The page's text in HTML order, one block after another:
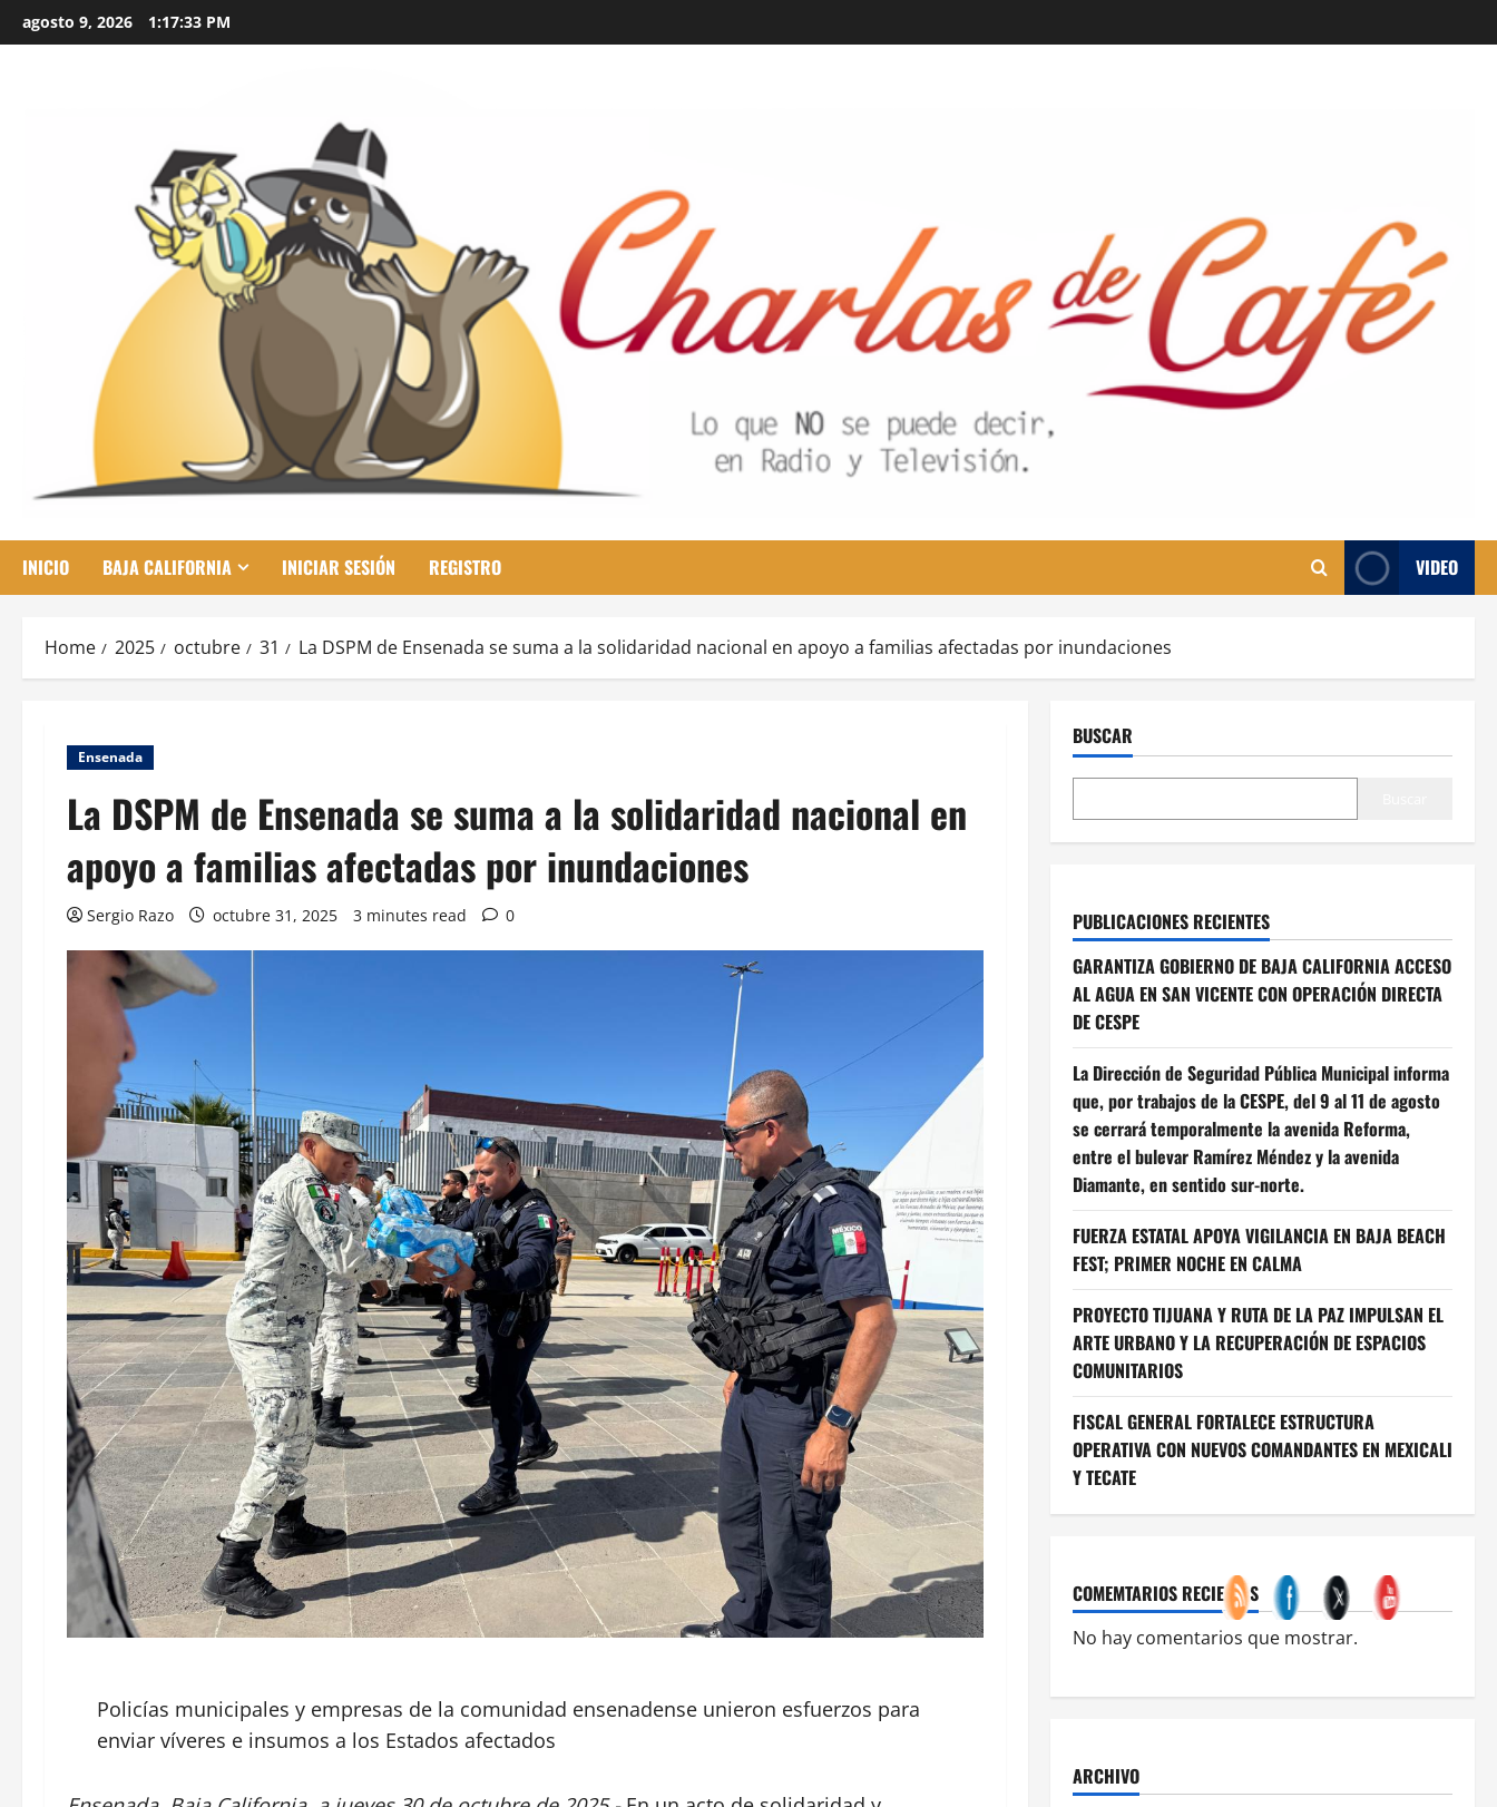
to
agosto 9, 2026 1:17:34 PM
INICIO BAJA CALIFORNIA INICIAR SESIÓN REGISTRO VIDEO
Home 2025 octubre 31 La DSPM de Ensenada se suma a la solidaridad nacional en apoyo a familias afectadas por inundaciones
Ensenada
La DSPM de Ensenada se suma a la solidaridad nacional en
apoyo a familias afectadas por inundaciones
Sergio Razo octubre 31, 2025 3 minutes read 0
Policías municipales y empresas de la comunidad ensenadense unieron esfuerzos para
enviar víveres e insumos a los Estados afectados
BUSCAR
PUBLICACIONES RECIENTES
GARANTIZA GOBIERNO DE BAJA CALIFORNIA ACCESO
AL AGUA EN SAN VICENTE CON OPERACIÓN DIRECTA
DE CESPE
La Dirección de Seguridad Pública Municipal informa
que, por trabajos de la CESPE, del 9 al 11 de agosto
se cerrará temporalmente la avenida Reforma,
entre el bulevar Ramírez Méndez y la avenida
Diamante, en sentido sur-norte.
FUERZA ESTATAL APOYA VIGILANCIA EN BAJA BEACH
FEST; PRIMER NOCHE EN CALMA
PROYECTO TIJUANA Y RUTA DE LA PAZ IMPULSAN EL
ARTE URBANO Y LA RECUPERACIÓN DE ESPACIOS
COMUNITARIOS
FISCAL GENERAL FORTALECE ESTRUCTURA
OPERATIVA CON NUEVOS COMANDANTES EN MEXICALI
Y TECATE
COMEMTARIOS RECIENTES
No hay comentarios que mostrar.
ARCHIVO